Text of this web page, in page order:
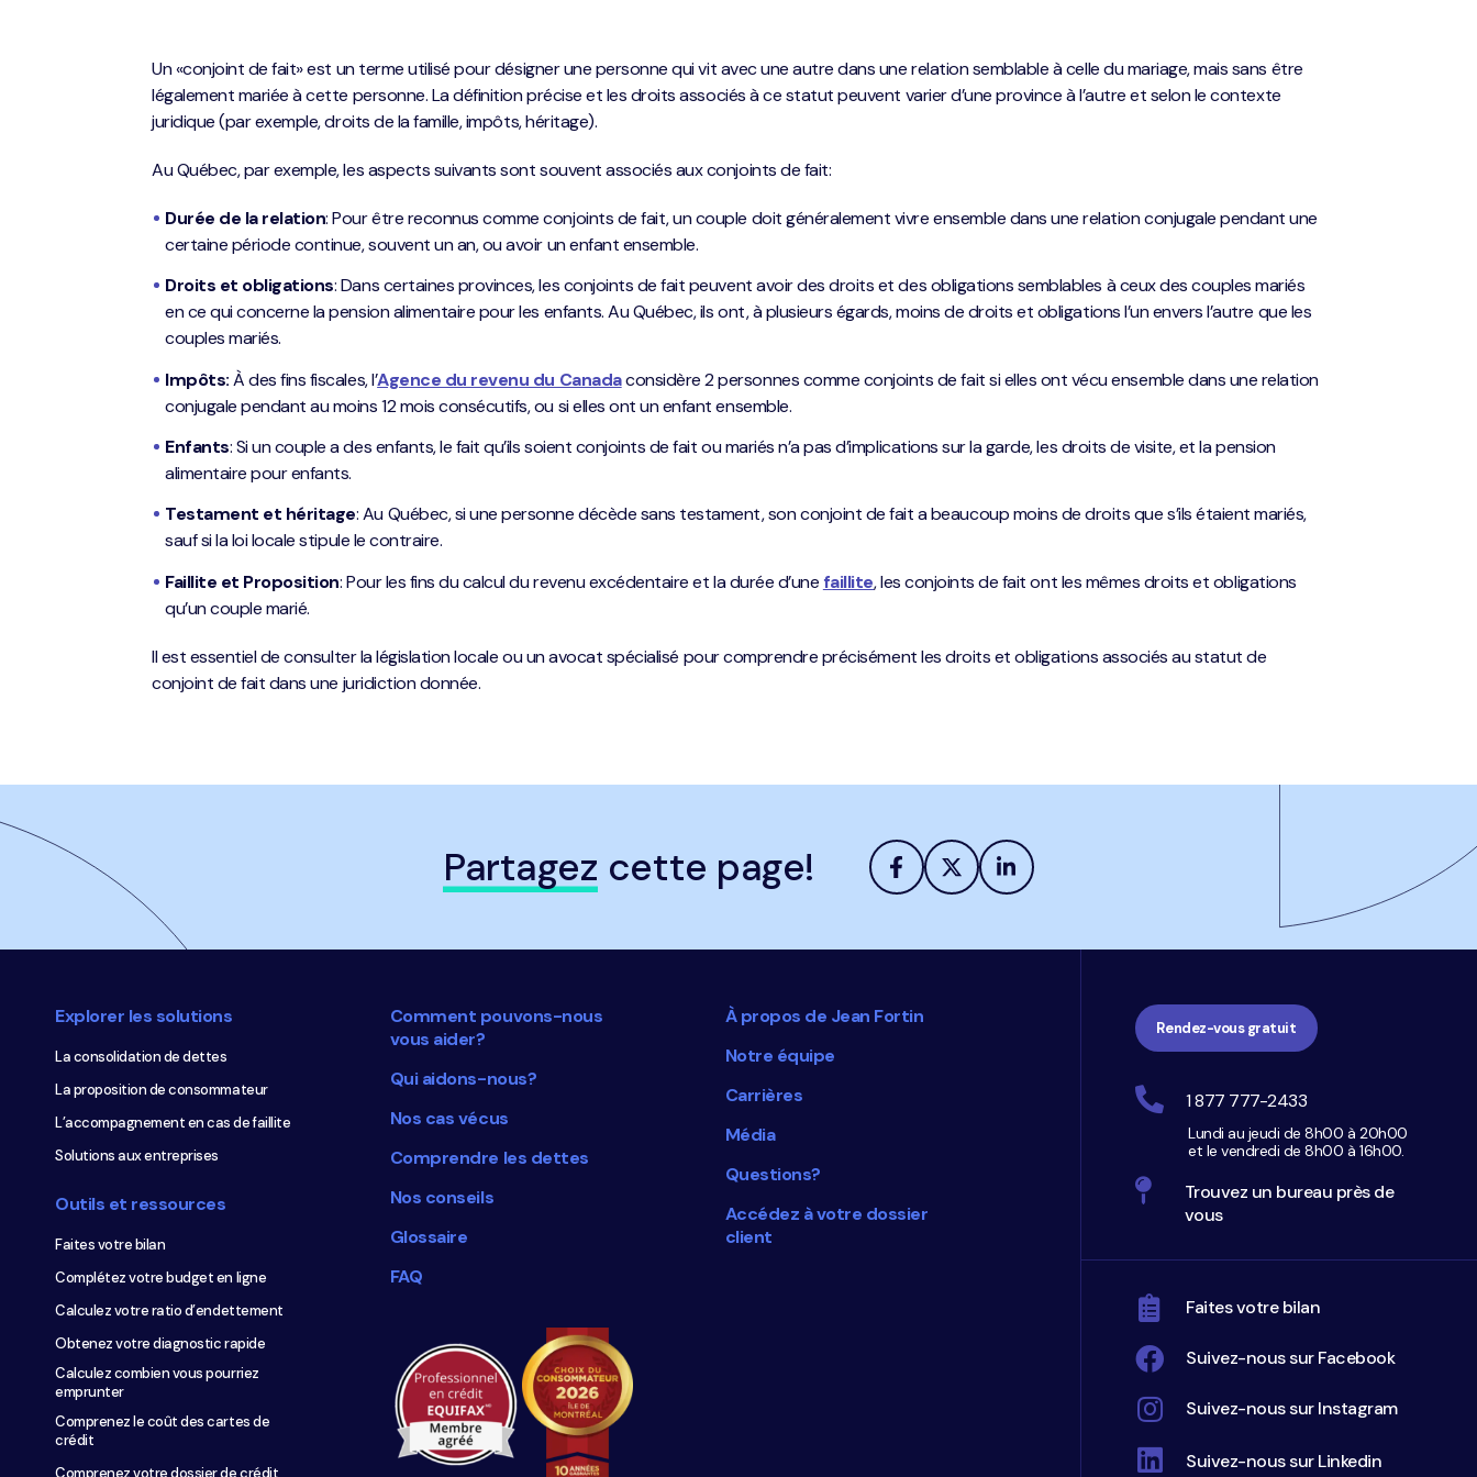
Un «conjoint de fait» est un terme utilisé pour désigner une personne qui vit avec une autre dans une relation semblable à celle du mariage, mais sans être
légalement mariée à cette personne. La définition précise et les droits associés à ce statut peuvent varier d’une province à l’autre et selon le contexte
juridique (par exemple, droits de la famille, impôts, héritage).
Au Québec, par exemple, les aspects suivants sont souvent associés aux conjoints de fait:
Durée de la relation: Pour être reconnus comme conjoints de fait, un couple doit généralement vivre ensemble dans une relation conjugale pendant une
certaine période continue, souvent un an, ou avoir un enfant ensemble.
Droits et obligations: Dans certaines provinces, les conjoints de fait peuvent avoir des droits et des obligations semblables à ceux des couples mariés
en ce qui concerne la pension alimentaire pour les enfants. Au Québec, ils ont, à plusieurs égards, moins de droits et obligations l’un envers l’autre que les
couples mariés.
Impôts:À des fins fiscales, l’Agence du revenu du Canadaconsidère 2 personnes comme conjoints de fait si elles ont vécu ensemble dans une relation
conjugale pendant au moins 12 mois consécutifs, ou si elles ont un enfant ensemble.
Enfants: Si un couple a des enfants, le fait qu’ils soient conjoints de fait ou mariés n’a pas d’implications sur la garde, les droits de visite, et la pension
alimentaire pour enfants.
Testament et héritage: Au Québec, si une personne décède sans testament, son conjoint de fait a beaucoup moins de droits que s’ils étaient mariés,
sauf si la loi locale stipule le contraire.
Faillite et Proposition: Pour les fins du calcul du revenu excédentaire et la durée d’une faillite, les conjoints de fait ont les mêmes droits et obligations
qu’un couple marié.
Il est essentiel de consulter la législation locale ou un avocat spécialisé pour comprendre précisément les droits et obligations associés au statut de
conjoint de fait dans une juridiction donnée.
Partagez cette page!
de
page
Explorer les solutions
La consolidation de dettes
La proposition de consommateur
L’accompagnement en cas de faillite
Solutions aux entreprises
Outils et ressources
Faites votre bilan
Complétez votre budget en ligne
Calculez votre ratio d’endettement
Obtenez votre diagnostic rapide
Calculez combien vous pourriez
emprunter
Comprenez le coût des cartes de
crédit
Comprenez votre dossier de crédit
Comment pouvons-nous
vous aider?
Qui aidons-nous?
Nos cas vécus
Comprendre les dettes
Nos conseils
Glossaire
FAQ
À propos de Jean Fortin
Notre équipe
Carrières
Média
Questions?
Accédez à votre dossier
client
Rendez-vous gratuit
1 877 777-2433
Lundi au jeudi de 8h00 à 20h00
et le vendredi de 8h00 à 16h00.
Trouvez un bureau près de
vous
Faites votre bilan
Suivez-nous sur Facebook
Suivez-nous sur Instagram
Suivez-nous sur Linkedin